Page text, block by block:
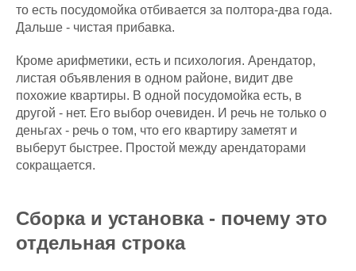
то есть посудомойка отбивается за полтора-два года.
Дальше - чистая прибавка.
Кроме арифметики, есть и психология. Арендатор,
листая объявления в одном районе, видит две
похожие квартиры. В одной посудомойка есть, в
другой - нет. Его выбор очевиден. И речь не только о
деньгах - речь о том, что его квартиру заметят и
выберут быстрее. Простой между арендаторами
сокращается.
Сборка и установка - почему это
отдельная строка